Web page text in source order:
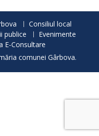
Consiliul local
publice
Evenimente
E-Consultare
comunei Gârbova.